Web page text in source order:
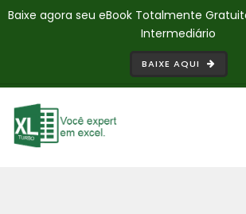
Baixe agora seu eBook Totalmente
Intermediário
BAIXE AQUI